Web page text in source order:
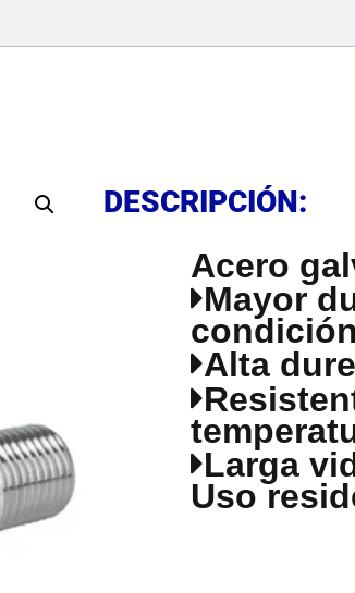
DESCRIPCIÓN:
Acero
Mayor
Alta
Larga
Uso